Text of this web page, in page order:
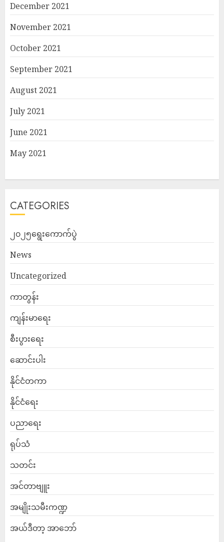
December 2021
November 2021
October 2021
September 2021
August 2021
July 2021
June 2021
May 2021
CATEGORIES
၂၀၂၅ရွေးကောက်ပွဲ
News
Uncategorized
ကာတွန်း
ကျန်းမာရေး
စီးပွားရေး
ဆောင်းပါး
နိုင်ငံတကာ
နိုင်ငံရေး
ပညာရေး
ရုပ်သံ
သတင်း
အင်တာဗျူး
အမျိုးသမီးကဏ္ဍ
အယ်ဒီတာ့ အာဘော်